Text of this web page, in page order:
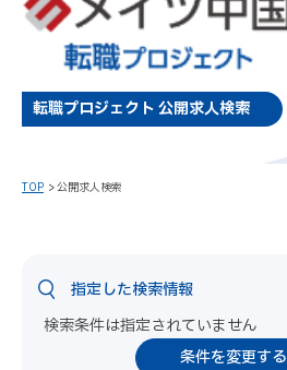
転職プロジェクト 公開求人検索
TOP 公開求人検索
指定した検索情報
検索条件は指定されていません
条件を変更する